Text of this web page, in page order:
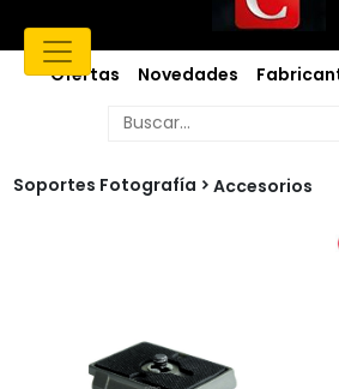
Ofertas Novedades
Soportes Fotografía Accesorios